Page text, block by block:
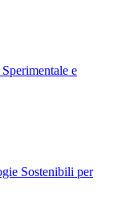
e
Sostenibili per